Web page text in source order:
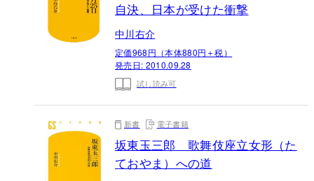
自決、日本が受けた衝撃
中川右介
定価968円（本体880円＋税）
発売日: 2010.09.28
試し読み可
新書 電子書籍
坂東玉三郎 歌舞伎座立女形（た
ておやま）への道